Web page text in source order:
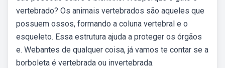
vertebrado? Os animais vertebrados são aqueles que
possuem ossos, formando a coluna vertebral e o
esqueleto. Essa estrutura ajuda a proteger os órgãos
e. Webantes de qualquer coisa, já vamos te contar se a
borboleta é vertebrada ou invertebrada.